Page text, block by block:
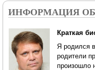
ИНФОРМАЦИЯ
Краткая
Я родился
родители
произошло